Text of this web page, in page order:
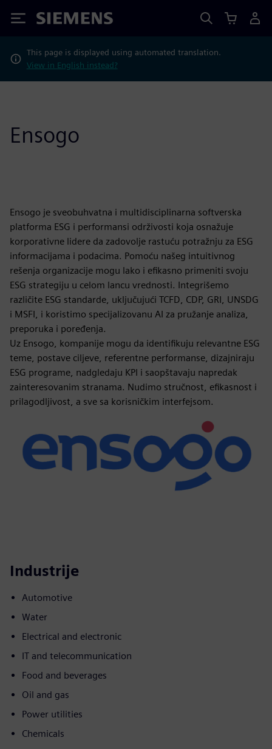
Siemens
This page is displayed using automated translation.
View in English instead?
Ensogo
Ensogo je sveobuhvatna i multidisciplinarna softverska
platforma ESG i performansi održivosti koja osnažuje
korporativne lidere da zadovolje rastuću potražnju za ESG
informacijama i podacima. Pomoću našeg intuitivnog
rešenja organizacije mogu lako i efikasno primeniti svoju
ESG strategiju u celom lancu vrednosti. Integrišemo
različite ESG standarde, uključujući TCFD, CDP, GRI, UNSDG
i MSFI, i koristimo specijalizovanu AI za pružanje analiza,
preporuka i poređenja.
Uz Ensogo, kompanije mogu da identifikuju relevantne ESG
teme, postave ciljeve, referentne performanse, dizajniraju
ESG programe, nadgledaju KPI i saopštavaju napredak
zainteresovanim stranama. Nudimo stručnost, efikasnost i
prilagodljivost, a sve sa korisničkim interfejsom.
Industrije
Automotive
Water
Electrical and electronic
IT and telecommunication
Food and beverages
Oil and gas
Power utilities
Chemicals